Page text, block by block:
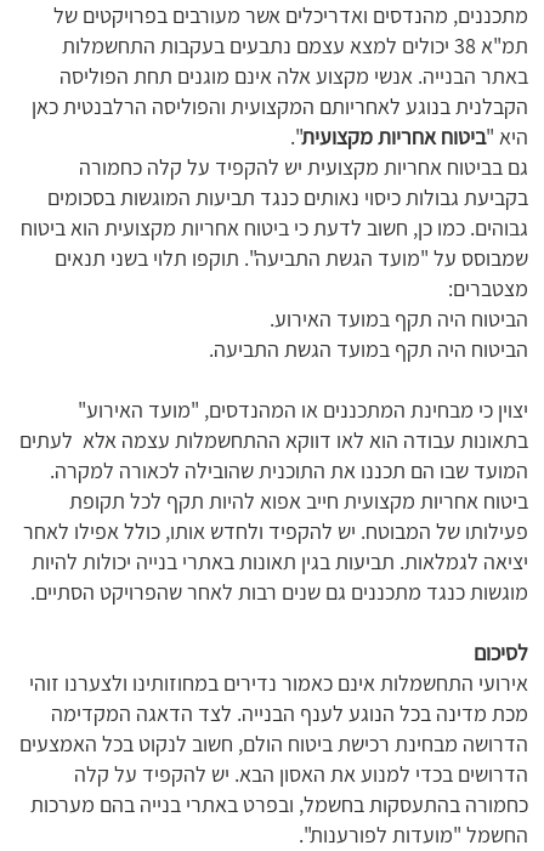
מתכננים, מהנדסים ואדריכלים אשר מעורבים בפרויקטים של
תמ"א 38 יכולים למצא עצמם נתבעים בעקבות התחשמלות
באתר הבנייה. אנשי מקצוע אלה אינם מוגנים תחת הפוליסה
הקבלנית בנוגע לאחריותם המקצועית והפוליסה הרלבנטית כאן
היא "ביטוח אחריות מקצועית".
גם בביטוח אחריות מקצועית יש להקפיד על קלה כחמורה
בקביעת גבולות כיסוי נאותים כנגד תביעות המוגשות בסכומים
גבוהים. כמו כן, חשוב לדעת כי ביטוח אחריות מקצועית הוא ביטוח
שמבוסס על "מועד הגשת התביעה". תוקפו תלוי בשני תנאים
מצטברים:
הביטוח היה תקף במועד האירוע.
הביטוח היה תקף במועד הגשת התביעה.
יצוין כי מבחינת המתכננים או המהנדסים, "מועד האירוע"
בתאונות עבודה הוא לאו דווקא ההתחשמלות עצמה אלא לעתים
המועד שבו הם תכננו את התוכנית שהובילה לכאורה למקרה.
ביטוח אחריות מקצועית חייב אפוא להיות תקף לכל תקופת
פעילותו של המבוטח. יש להקפיד ולחדש אותו, כולל אפילו לאחר
יציאה לגמלאות. תביעות בגין תאונות באתרי בנייה יכולות להיות
מוגשות כנגד מתכננים גם שנים רבות לאחר שהפרויקט הסתיים.
לסיכום
אירועי התחשמלות אינם כאמור נדירים במחוזותינו ולצערנו זוהי
מכת מדינה בכל הנוגע לענף הבנייה. לצד הדאגה המקדימה
הדרושה מבחינת רכישת ביטוח הולם, חשוב לנקוט בכל האמצעים
הדרושים בכדי למנוע את האסון הבא. יש להקפיד על קלה
כחמורה בהתעסקות בחשמל, ובפרט באתרי בנייה בהם מערכות
החשמל "מועדות לפורענות".